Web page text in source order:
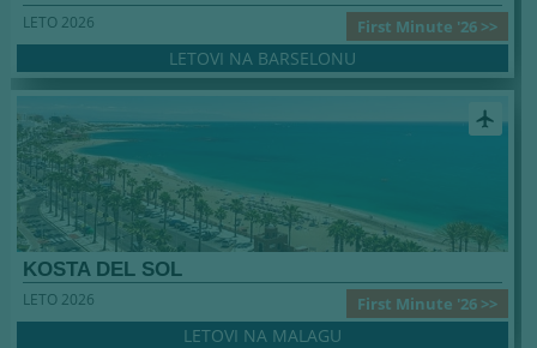
First Minute '26 >>
LETO 2026
LETOVI NA BARSELONU
airplanemode_active
KOSTA DEL SOL
First Minute '26 >>
LETO 2026
LETOVI NA MALAGU